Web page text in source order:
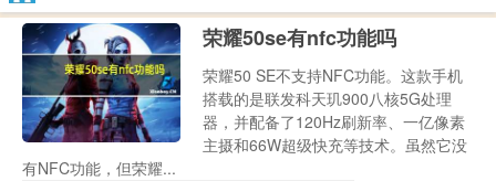
荣耀50se有nfc功能吗
荣耀50 SE不支持NFC功能。这款手机
搭载的是联发科天玑900八核5G处理
器，并配备了120Hz刷新率、一亿像素
主摄和66W超级快充等技术。虽然它没
有NFC功能，但荣耀...